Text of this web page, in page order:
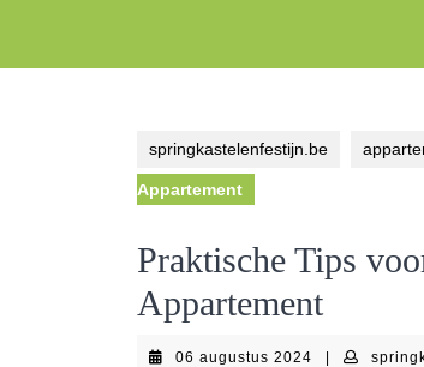
springkastelenfestijn.be
Appartement
Praktische Tips
Appartement
06 augustus 2024 06